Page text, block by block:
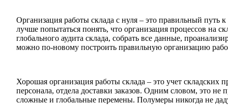
Организация работы склада с нуля – это правильный путь
лучше попытаться понять, что организация процессов на
глобального аудита склада, собрать все данные,
можно по-новому построить правильную организацию
Хорошая организация работы склада – это учет складских
персонала, отдела доставки заказов. Одним словом, это
сложные и глобальные перемены. Полумеры никогда не